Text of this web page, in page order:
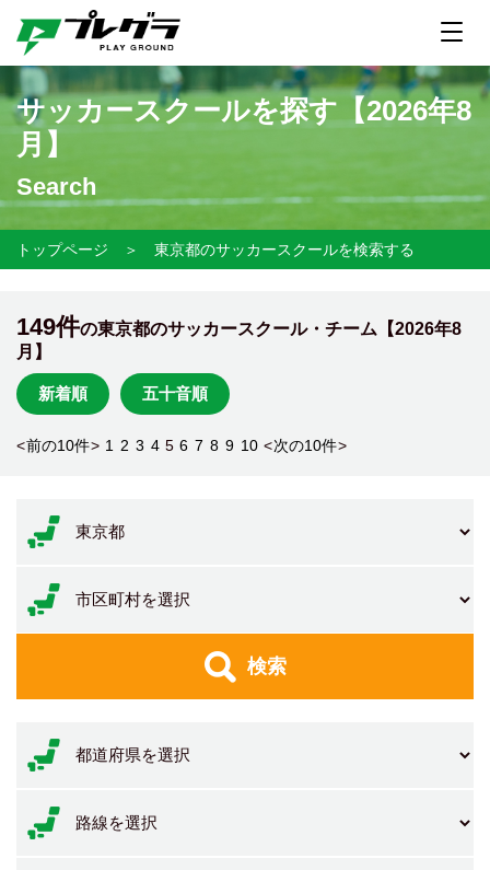
サッカースクールを探す【2026年8
月】
Search
トップページ ＞ 東京都のサッカースクールを検索する
149件の東京都のサッカースクール・チーム【2026年8
月】
新着順 五十音順
<前の10件> 1 2 3 4 5 6 7 8 9 10 <次の10件>
検索